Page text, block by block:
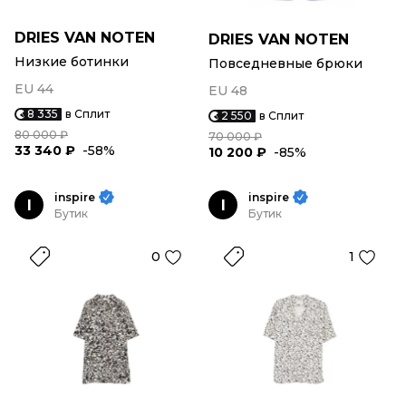
DRIES VAN NOTEN
Низкие ботинки
EU 44
8 335 в Сплит
80 000 ₽
33 340 ₽ -58%
DRIES VAN NOTEN
Повседневные брюки
EU 48
2 550 в Сплит
70 000 ₽
10 200 ₽ -85%
I
inspire
Бутик
0
I
inspire
Бутик
1